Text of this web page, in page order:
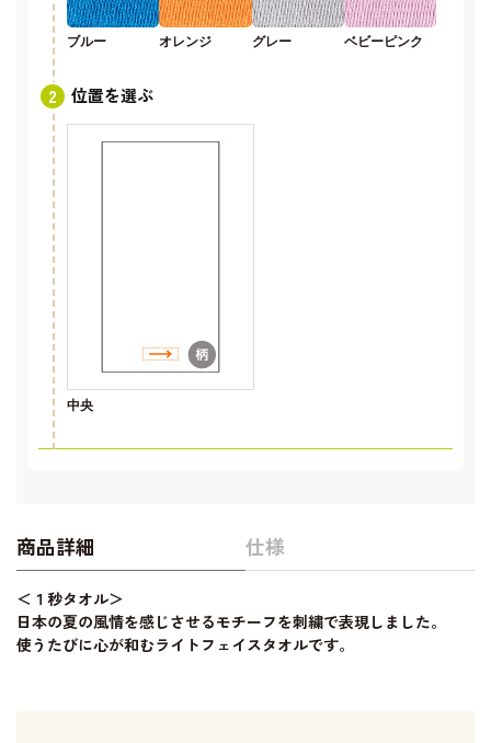
ブルー オレンジ グレー ベビーピンク
位置を選ぶ
中央
商品詳細 仕様
＜１秒タオル＞
日本の夏の風情を感じさせるモチーフを刺繍で表現しました。
使うたびに心が和むライトフェイスタオルです。